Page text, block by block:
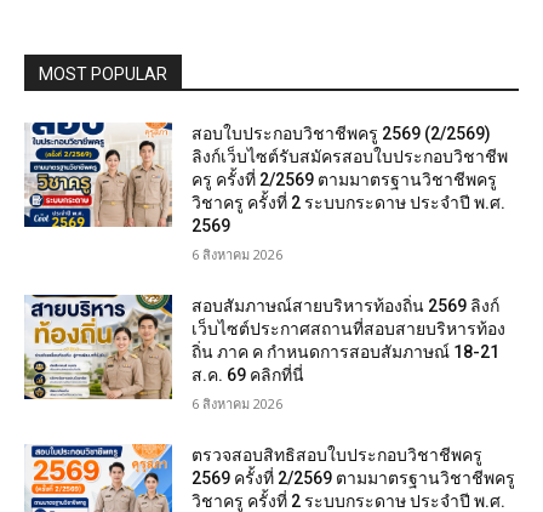
MOST POPULAR
สอบใบประกอบวิชาชีพครู 2569 (2/2569)
ลิงก์เว็บไซต์รับสมัครสอบใบประกอบวิชาชีพ
ครู ครั้งที่ 2/2569 ตามมาตรฐานวิชาชีพครู
วิชาครู ครั้งที่ 2 ระบบกระดาษ ประจำปี พ.ศ.
2569
6 สิงหาคม 2026
สอบสัมภาษณ์สายบริหารท้องถิ่น 2569 ลิงก์
เว็บไซต์ประกาศสถานที่สอบสายบริหารท้อง
ถิ่น ภาค ค กำหนดการสอบสัมภาษณ์ 18-21
ส.ค. 69 คลิกที่นี่
6 สิงหาคม 2026
ตรวจสอบสิทธิสอบใบประกอบวิชาชีพครู
2569 ครั้งที่ 2/2569 ตามมาตรฐานวิชาชีพครู
วิชาครู ครั้งที่ 2 ระบบกระดาษ ประจำปี พ.ศ.